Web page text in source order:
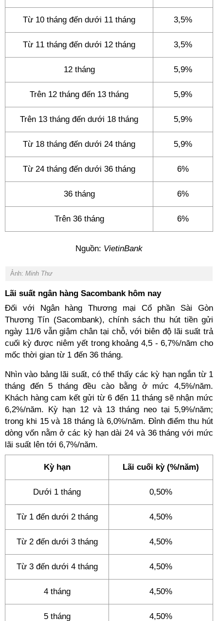
Từ 10 tháng đến dưới 11 tháng 3,5%
Từ 11 tháng đến dưới 12 tháng 3,5%
12 tháng 5,9%
Trên 12 tháng đến 13 tháng 5,9%
Trên 13 tháng đến dưới 18 tháng 5,9%
Từ 18 tháng đến dưới 24 tháng 5,9%
Từ 24 tháng đến dưới 36 tháng 6%
36 tháng 6%
Trên 36 tháng 6%
Nguồn: VietinBank
Ảnh: Minh Thư
Lãi suất ngân hàng Sacombank hôm nay
Đối với Ngân hàng Thương mại Cổ phần Sài Gòn
Thương Tín (Sacombank), chính sách thu hút tiền gửi
ngày 11/6 vẫn giậm chân tại chỗ, với biên độ lãi suất trả
cuối kỳ được niêm yết trong khoảng 4,5 - 6,7%/năm cho
mốc thời gian từ 1 đến 36 tháng.
Nhìn vào bảng lãi suất, có thể thấy các kỳ hạn ngắn từ 1
tháng đến 5 tháng đều cào bằng ở mức 4,5%/năm.
Khách hàng cam kết gửi từ 6 đến 11 tháng sẽ nhận mức
6,2%/năm. Kỳ hạn 12 và 13 tháng neo tại 5,9%/năm;
trong khi 15 và 18 tháng là 6,0%/năm. Đỉnh điểm thu hút
dòng vốn nằm ở các kỳ hạn dài 24 và 36 tháng với mức
lãi suất lên tới 6,7%/năm.
Kỳ hạn Lãi cuối kỳ (%/năm)
Dưới 1 tháng 0,50%
Từ 1 đến dưới 2 tháng 4,50%
Từ 2 đến dưới 3 tháng 4,50%
Từ 3 đến dưới 4 tháng 4,50%
4 tháng 4,50%
5 tháng 4,50%